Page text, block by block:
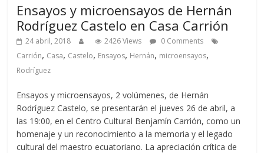
Ensayos y microensayos de Hernán
Rodríguez Castelo en Casa Carrión
24 abril, 2018 2426 Views
0 Comments
Carrión, Casa, Castelo, Ensayos, Hernán, microensayos,
Rodríguez
Ensayos y microensayos, 2 volúmenes, de Hernán
Rodríguez Castelo, se presentarán el jueves 26 de abril, a
las 19:00, en el Centro Cultural Benjamín Carrión, como un
homenaje y un reconocimiento a la memoria y el legado
cultural del maestro ecuatoriano. La apreciación crítica de